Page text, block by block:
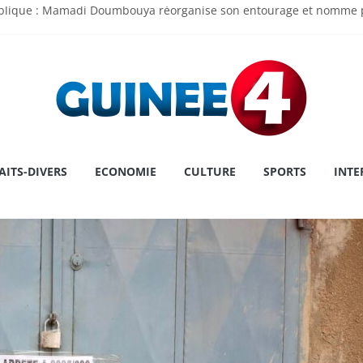
: Mamadi Doumbouya réorganise son entourage et
Touré au MATD : « Je viens pour écouter, travailler et servir la
DIVERS ECONOMIE CULTURE SPORTS